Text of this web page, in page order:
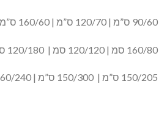
90/60 ס”מ | 120/70 ס”מ | 160/60 ס”מ |
160/80 סמ | 120/120 סמ | 120/180 ס”מ | 240/60 |
150/205 ס”מ | 150/300 ס”מ | 160/240 ס”מ